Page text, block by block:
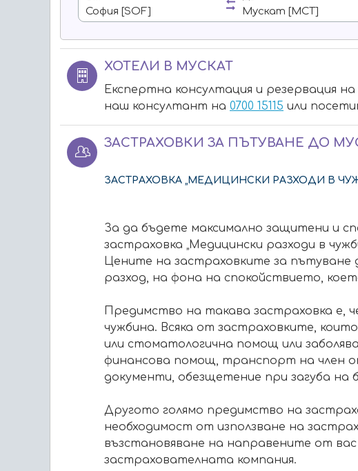
ХОТЕЛИ В МУСКАТ
Експертна консултация и резервация
наш консултант на 0700 15115 или
ЗАСТРАХОВКИ ЗА ПЪТУВАНЕ ДО
ЗАСТРАХОВКА „МЕДИЦИНСКИ РАЗХОДИ В
За да бъдете максимално защитени и
застраховка „Медицински разходи в
Цените на застраховките за пътуване
разход, на фона на спокойствието,
Предимство на такава застраховка е,
чужбина. Всяка от застраховките,
или стоматологична помощ или
финансова помощ, транспорт на член
документи, обезщетение при загуба на
Другото голямо предимство на
необходимост от използване на
възстановяване на направените от
застрахователната компания.